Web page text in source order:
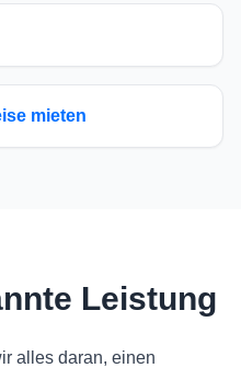
mieten
Leistung
alles daran, einen